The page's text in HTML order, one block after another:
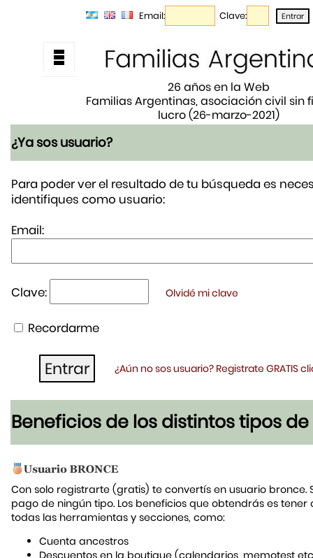
Email: Clave:
26 años en la Web
Familias Argentinas, asociación civil sin
lucro (26-marzo-2021)
¿Ya sos usuario?
Para poder ver el resultado de tu búsqueda es
identifiques como usuario:
Email:
Clave: Olvidé mi clave
Recordarme
¿Aún no sos usuario? Registrate GRATIS
Beneficios de los distintos tipos de
Con solo registrarte (gratis) te convertís en usuario bronce.
pago de ningún tipo. Los beneficios que obtendrás es tener
todas las herramientas y secciones, como:
Cuenta ancestros